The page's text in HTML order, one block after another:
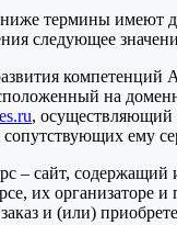
термины имеют
следующее
компетенций
на
, осуществляющий
сопутствующих ему
– сайт,
их организаторе
и (или)